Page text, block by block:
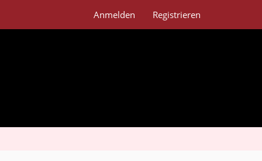
Anmelden Registrieren